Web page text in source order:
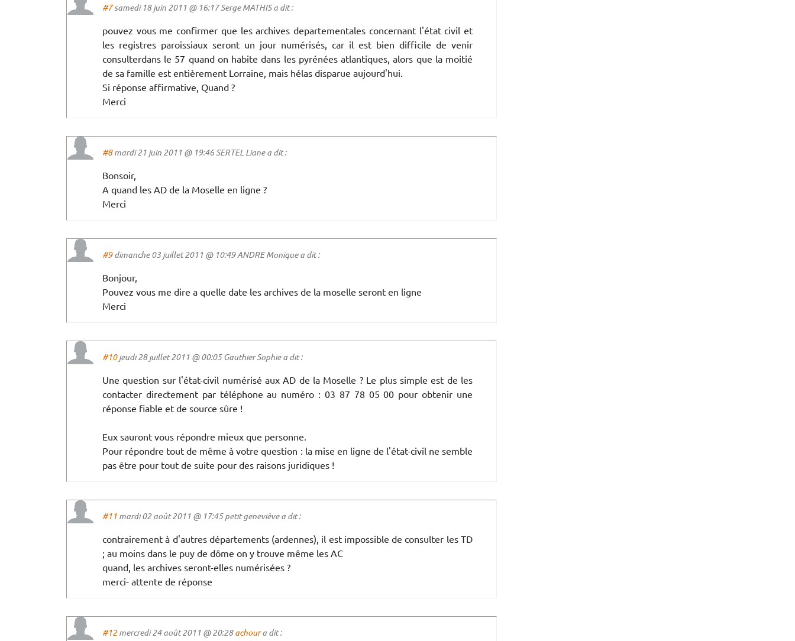
#7samedi 18 juin 2011 @ 16:17 Serge MATHIS a dit :
pouvez vous me confirmer que les archives departementales concernant l'état civil et
les registres paroissiaux seront un jour numérisés, car il est bien difficile de venir
consulterdans le 57 quand on habite dans les pyrénées atlantiques, alors que la moitié
de sa famille est entièrement Lorraine, mais hélas disparue aujourd'hui.
Si réponse affirmative, Quand ?
Merci
#8mardi 21 juin 2011 @ 19:46 SERTEL Liane a dit :
Bonsoir,
A quand les AD de la Moselle en ligne ?
Merci
#9dimanche 03 juillet 2011 @ 10:49 ANDRE Monique a dit :
Bonjour,
Pouvez vous me dire a quelle date les archives de la moselle seront en ligne
Merci
#10jeudi 28 juillet 2011 @ 00:05 Gauthier Sophie a dit :
Une question sur l'état-civil numérisé aux AD de la Moselle ? Le plus simple est de les
contacter directement par téléphone au numéro : 03 87 78 05 00 pour obtenir une
réponse fiable et de source sûre !
Eux sauront vous répondre mieux que personne.
Pour répondre tout de même à votre question : la mise en ligne de l'état-civil ne semble
pas être pour tout de suite pour des raisons juridiques !
#11 mardi 02 août 2011 @ 17:45 petit geneviève a dit :
contrairement à d'autres départements (ardennes), il est impossible de consulter les TD
; au moins dans le puy de dôme on y trouve même les AC
quand, les archives seront-elles numérisées ?
merci- attente de réponse
#12mercredi 24 août 2011 @ 20:28achoura dit :